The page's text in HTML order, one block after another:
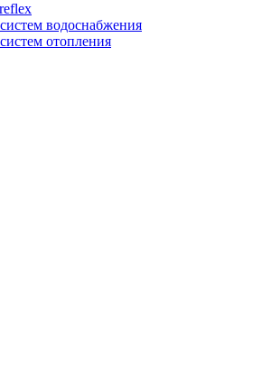
водоснабжения
отопления